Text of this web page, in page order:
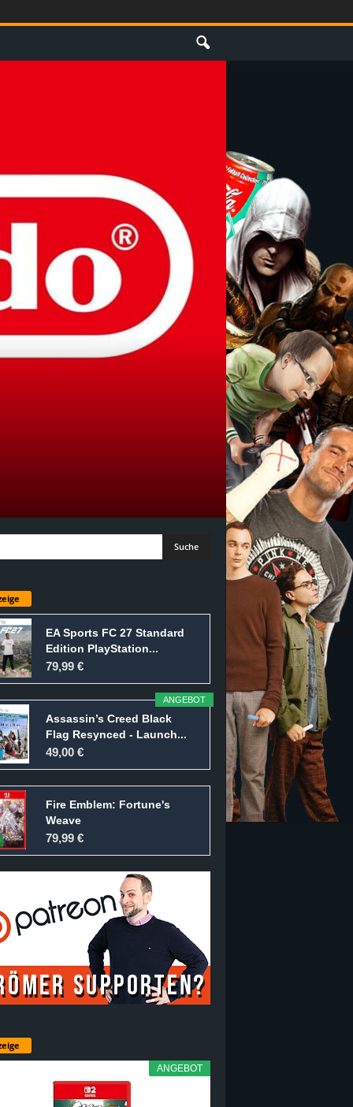
EA Sports FC 27 Standard
Edition PlayStation...
79,99 €
ANGEBOT
Assassin’s Creed Black
Flag Resynced - Launch...
49,00 €
Fire Emblem: Fortune's
Weave
79,99 €
ANGEBOT